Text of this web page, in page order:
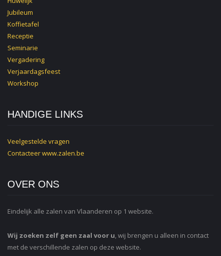
Jubileum
Koffietafel
Receptie
Seminarie
Vergadering
Verjaardagsfeest
Workshop
HANDIGE LINKS
Veelgestelde vragen
Contacteerwww.zalen.be
OVER ONS
Eindelijk alle zalen van Vlaanderen op 1 website.
Wij zoeken zelf geen zaal voor u, wij brengen u alleen in contact
met de verschillende zalen op deze website.